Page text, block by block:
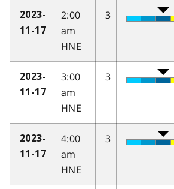
2023-
11-17
2:00
am
HNE
3
2023-
11-17
3:00
am
HNE
3
2023-
11-17
4:00
am
HNE
3